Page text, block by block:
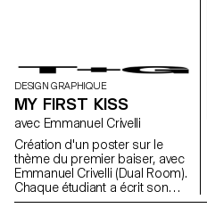
DESIGN GRAPHIQUE
MY FIRST KISS
avec Emmanuel Crivelli
Création d'un poster sur le
thème du premier baiser, avec
Emmanuel Crivelli (Dual Room).
Chaque étudiant a écrit son
histoire de premier baiser. Les